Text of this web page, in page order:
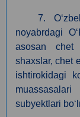
7.
noyabrdagi
asosan сhet
shaxslar, chet
ishtirokidagi
subyektlari